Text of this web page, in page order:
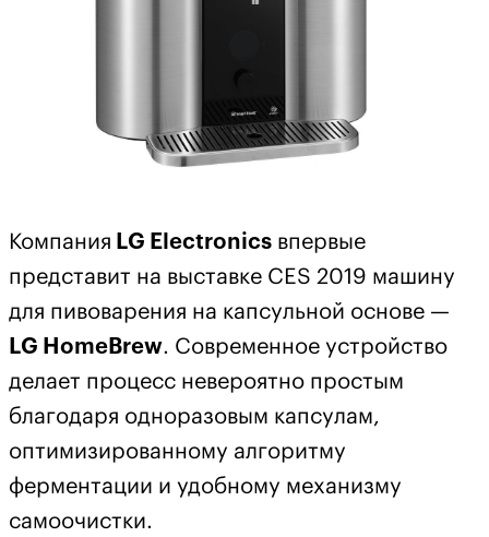
Компания LG Electronics впервые
представит на выставке CES 2019 машину
для пивоварения на капсульной основе —
LG HomeBrew. Современное устройство
делает процесс невероятно простым
благодаря одноразовым капсулам,
оптимизированному алгоритму
ферментации и удобному механизму
самоочистки.